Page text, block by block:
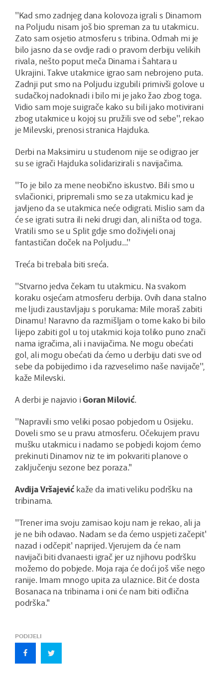
''Kad smo zadnjeg dana kolovoza igrali s Dinamom
na Poljudu nisam još bio spreman za tu utakmicu.
Zato sam osjetio atmosferu s tribina. Odmah mi je
bilo jasno da se ovdje radi o pravom derbiju velikih
rivala, nešto poput meča Dinama i Šahtara u
Ukrajini. Takve utakmice igrao sam nebrojeno puta.
Zadnji put smo na Poljudu izgubili primivši golove u
sudačkoj nadoknadi i bilo mi je jako žao zbog toga.
Vidio sam moje suigrače kako su bili jako motivirani
zbog utakmice u kojoj su pružili sve od sebe'', rekao
je Milevski, prenosi stranica Hajduka.
Derbi na Maksimiru u studenom nije se odigrao jer
su se igrači Hajduka solidarizirali s navijačima.
''To je bilo za mene neobično iskustvo. Bili smo u
svlačionici, pripremali smo se za utakmicu kad je
javljeno da se utakmica neće odigrati. Mislio sam da
će se igrati sutra ili neki drugi dan, ali ništa od toga.
Vratili smo se u Split gdje smo doživjeli onaj
fantastičan doček na Poljudu...''
Treća bi trebala biti sreća.
''Stvarno jedva čekam tu utakmicu. Na svakom
koraku osjećam atmosferu derbija. Ovih dana stalno
me ljudi zaustavljaju s porukama: Mile moraš zabiti
Dinamu! Naravno da razmišljam o tome kako bi bilo
lijepo zabiti gol u toj utakmici koja toliko puno znači
nama igračima, ali i navijačima. Ne mogu obećati
gol, ali mogu obećati da ćemo u derbiju dati sve od
sebe da pobijedimo i da razveselimo naše navijače'',
kaže Milevski.
A derbi je najavio iGoran Milović.
''Napravili smo veliki posao pobjedom u Osijeku.
Doveli smo se u pravu atmosferu. Očekujem pravu
mušku utakmicu i nadamo se pobjedi kojom ćemo
prekinuti Dinamov niz te im pokvariti planove o
zaključenju sezone bez poraza.''
Avdija Vršajevićkaže da imati veliku podršku na
tribinama.
''Trener ima svoju zamisao koju nam je rekao, ali ja
je ne bih odavao. Nadam se da ćemo uspjeti začepit'
nazad i odčepit' naprijed. Vjerujem da će nam
navijači biti dvanaesti igrač jer uz njihovu podršku
možemo do pobjede. Moja raja će doći još više nego
ranije. Imam mnogo upita za ulaznice. Bit će dosta
Bosanaca na tribinama i oni će nam biti odlična
podrška.''
PODIJELI